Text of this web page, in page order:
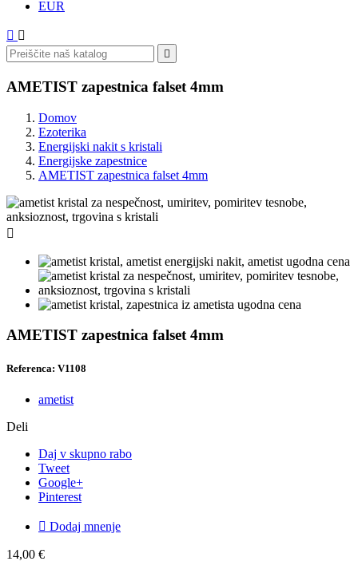
EUR
 

AMETIST zapestnica falset 4mm
Domov
Ezoterika
Energijski nakit s kristali
Energijske zapestnice
AMETIST zapestnica falset 4mm

AMETIST zapestnica falset 4mm
Referenca: V1108
ametist
Deli
Daj v skupno rabo
Tweet
Google+
Pinterest
 Dodaj mnenje
14,00 €